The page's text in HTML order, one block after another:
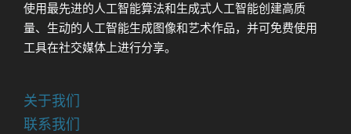
使用最先进的人工智能算法和生成式人工智能创建高质
量、生动的人工智能生成图像和艺术作品，并可免费使用
工具在社交媒体上进行分享。
关于我们
联系我们